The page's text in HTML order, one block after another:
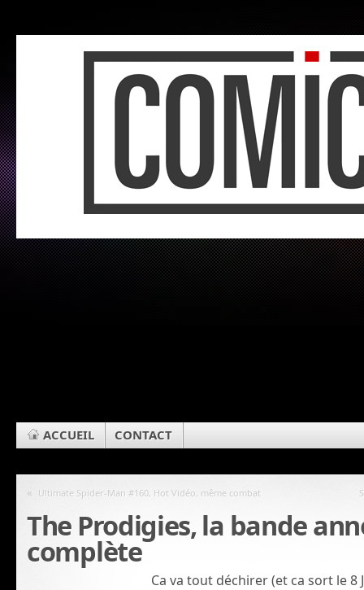
ACCUEIL CONTACT
« Ultimate Spider-Man #160, Hot Vidéo, même combat
The Prodigies, la bande
complète
Ca va tout déchirer (et ca sort le 8